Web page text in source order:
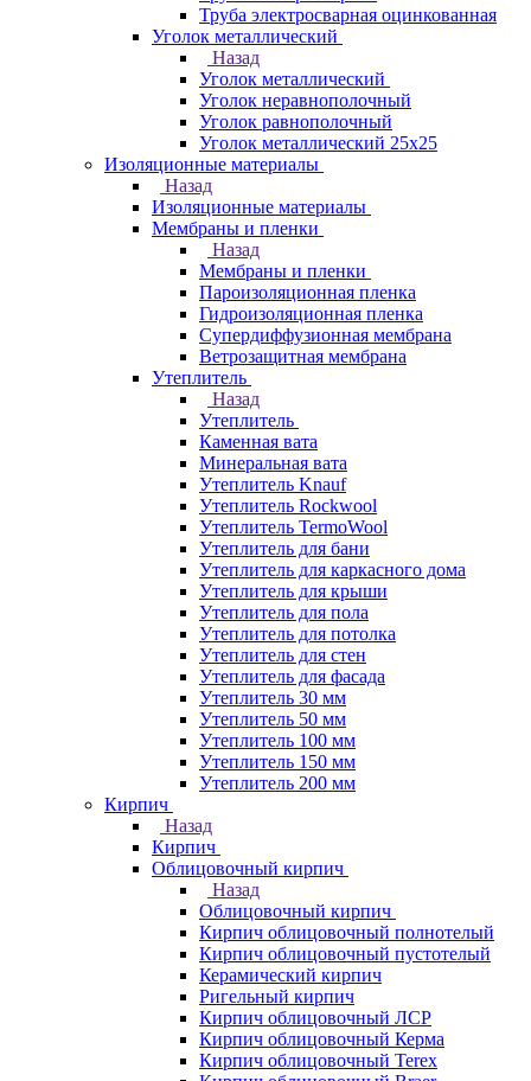
Труба электросварная оцинкованная
Уголок металлический
Назад
Уголок металлический
Уголок неравнополочный
Уголок равнополочный
Уголок металлический 25х25
Изоляционные материалы
Назад
Изоляционные материалы
Мембраны и пленки
Назад
Мембраны и пленки
Пароизоляционная пленка
Гидроизоляционная пленка
Супердиффузионная мембрана
Ветрозащитная мембрана
Утеплитель
Назад
Утеплитель
Каменная вата
Минеральная вата
Утеплитель Knauf
Утеплитель Rockwool
Утеплитель TermoWool
Утеплитель для бани
Утеплитель для каркасного дома
Утеплитель для крыши
Утеплитель для пола
Утеплитель для потолка
Утеплитель для стен
Утеплитель для фасада
Утеплитель 30 мм
Утеплитель 50 мм
Утеплитель 100 мм
Утеплитель 150 мм
Утеплитель 200 мм
Кирпич
Назад
Кирпич
Облицовочный кирпич
Назад
Облицовочный кирпич
Кирпич облицовочный полнотелый
Кирпич облицовочный пустотелый
Керамический кирпич
Ригельный кирпич
Кирпич облицовочный ЛСР
Кирпич облицовочный Керма
Кирпич облицовочный Terex